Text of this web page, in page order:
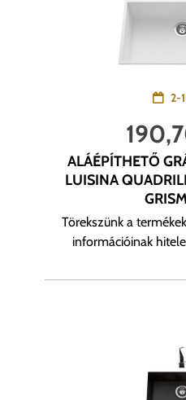
2-
ALÁÉPÍTHETŐ
LUISINA
Törekszünk a
információinak